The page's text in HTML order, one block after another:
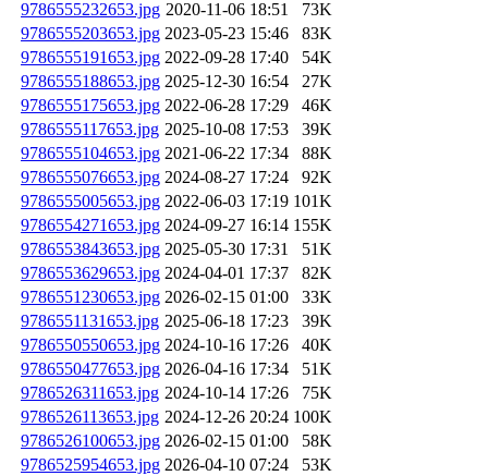
9786555232653.jpg 2020-11-06 18:51
73K
9786555203653.jpg 2023-05-23 15:46
83K
9786555191653.jpg 2022-09-28 17:40
54K
9786555188653.jpg 2025-12-30 16:54
27K
9786555175653.jpg 2022-06-28 17:29
46K
9786555117653.jpg 2025-10-08 17:53
39K
9786555104653.jpg 2021-06-22 17:34
88K
9786555076653.jpg 2024-08-27 17:24
92K
9786555005653.jpg 2022-06-03 17:19 101K
9786554271653.jpg 2024-09-27 16:14 155K
9786553843653.jpg 2025-05-30 17:31
51K
9786553629653.jpg 2024-04-01 17:37
82K
9786551230653.jpg 2026-02-15 01:00
33K
9786551131653.jpg 2025-06-18 17:23
39K
9786550550653.jpg 2024-10-16 17:26
40K
9786550477653.jpg 2026-04-16 17:34
51K
9786526311653.jpg 2024-10-14 17:26
75K
9786526113653.jpg 2024-12-26 20:24 100K
9786526100653.jpg 2026-02-15 01:00
58K
9786525954653.jpg 2026-04-10 07:24
53K